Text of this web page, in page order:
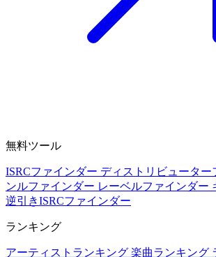
無料ツール
ISRCファインダー ディストリビューター
ンルファインダー レーベルファインダー
逆引きISRCファインダー
ランキング
アーティストランキング 楽曲ランキング